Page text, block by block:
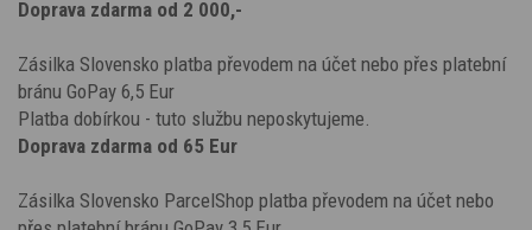
Doprava zdarma od 2 000,-
Zásilka Slovensko platba převodem na účet nebo přes platební
bránu GoPay 6,5 Eur
Platba dobírkou - tuto službu neposkytujeme.
Doprava zdarma od 65 Eur
Zásilka Slovensko ParcelShop platba převodem na účet nebo